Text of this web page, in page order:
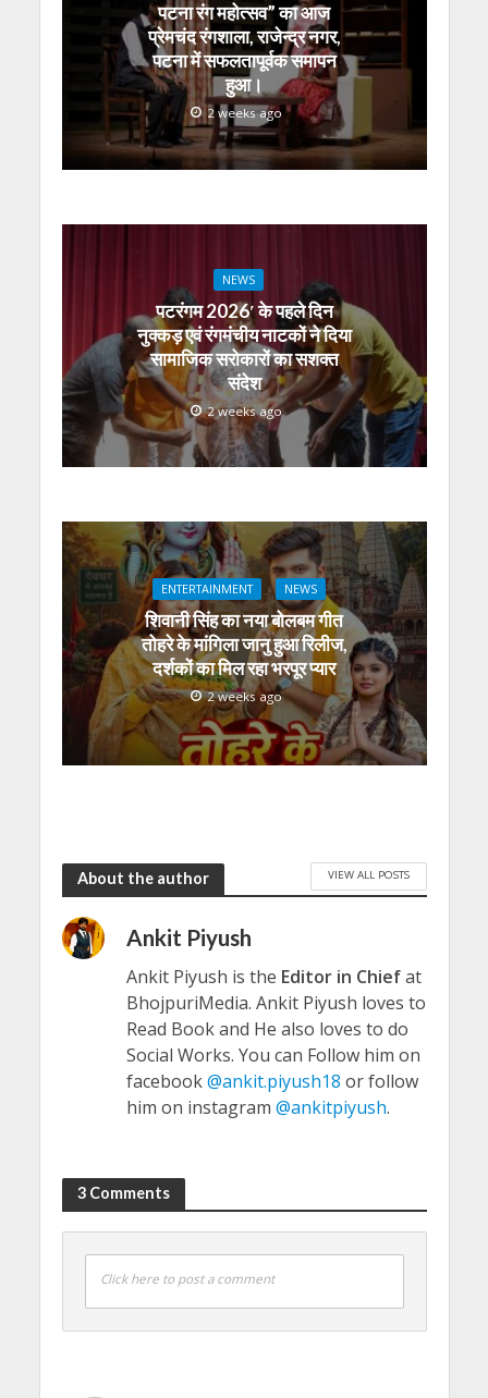
पटना रंग महोत्सव” का आज
प्रेमचंद रंगशाला, राजेन्द्र नगर,
पटना में सफलतापूर्वक समापन
हुआ।
2 weeks ago
NEWS
पटरंगम 2026′ के पहले दिन
नुक्कड़ एवं रंगमंचीय नाटकों ने दिया
सामाजिक सरोकारों का सशक्त
संदेश
2 weeks ago
ENTERTAINMENT NEWS
शिवानी सिंह का नया बोलबम गीत
तोहरे के मांगिला जानु हुआ रिलीज,
दर्शकों का मिल रहा भरपूर प्यार
2 weeks ago
About the author VIEW ALL POSTS
Ankit Piyush
Ankit Piyush is the Editor in Chiefat
BhojpuriMedia. Ankit Piyush loves to
Read Book and He also loves to do
Social Works. You can Follow him on
facebook@ankit.piyush18 or follow
him on instagram @ankitpiyush.
3 Comments
Click here to post a comment